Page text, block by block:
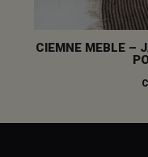
CIEMNE MEBLE –